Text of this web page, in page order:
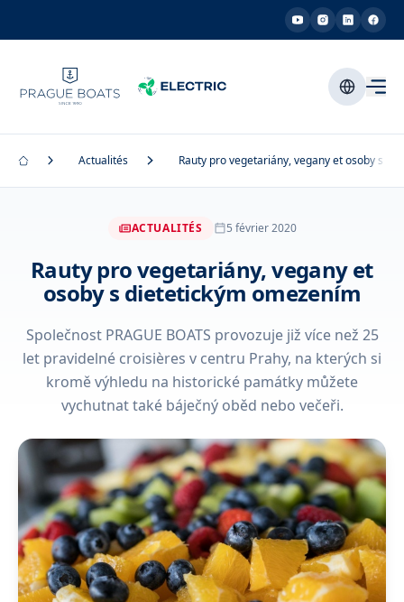
Actualités Rauty pro vegetariány, vegany et osoby s
ACTUALITÉS 5 février 2020
Rauty pro vegetariány, vegany et
osoby s dietetickým omezením
Společnost PRAGUE BOATS provozuje již více než 25
let pravidelné croisières v centru Prahy, na kterých si
kromě výhledu na historické památky můžete
vychutnat také báječný oběd nebo večeři.